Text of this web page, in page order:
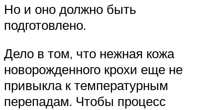
Но и оно должно быть
подготовлено.
Дело в том, что нежная кожа
новорожденного крохи еще не
привыкла к температурным
перепадам. Чтобы процесс